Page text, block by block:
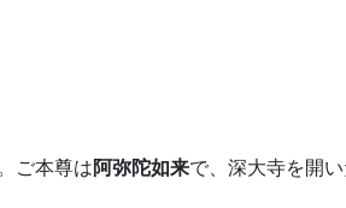
ご本尊は阿弥陀如来で、深大寺を開